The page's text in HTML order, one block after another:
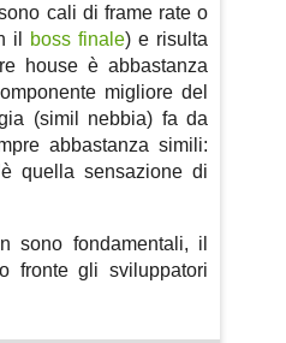
cali di frame rate o
il
boss finale) e risulta
house è abbastanza
migliore del
(simil nebbia) fa da
abbastanza simili:
quella sensazione di
sono fondamentali, il
fronte gli sviluppatori